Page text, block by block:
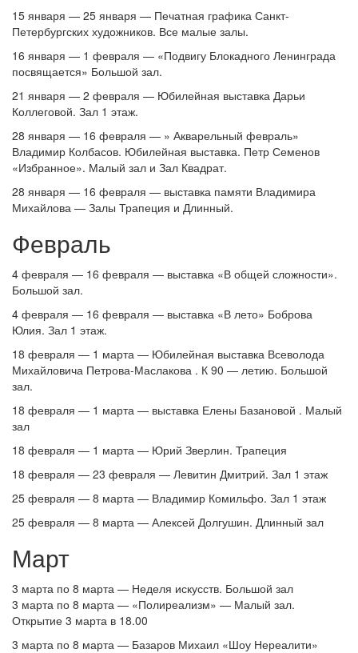
15 января — 25 января — Печатная графика Санкт-
Петербургских художников. Все малые залы.
16 января — 1 февраля — «Подвигу Блокадного Ленинграда
посвящается» Большой зал.
21 января — 2 февраля — Юбилейная выставка Дарьи
Коллеговой. Зал 1 этаж.
28 января — 16 февраля — » Акварельный февраль»
Владимир Колбасов. Юбилейная выставка. Петр Семенов
«Избранное». Малый зал и Зал Квадрат.
28 января — 16 февраля — выставка памяти Владимира
Михайлова — Залы Трапеция и Длинный.
Февраль
4 февраля — 16 февраля — выставка «В общей сложности».
Большой зал.
4 февраля — 16 февраля — выставка «В лето» Боброва
Юлия. Зал 1 этаж.
18 февраля — 1 марта — Юбилейная выставка Всеволода
Михайловича Петрова-Маслакова . К 90 — летию. Большой
зал.
18 февраля — 1 марта — выставка Елены Базановой . Малый
зал
18 февраля — 1 марта — Юрий Зверлин. Трапеция
18 февраля — 23 февраля — Левитин Дмитрий. Зал 1 этаж
25 февраля — 8 марта — Владимир Комильфо. Зал 1 этаж
25 февраля — 8 марта — Алексей Долгушин. Длинный зал
Март
3 марта по 8 марта — Неделя искусств. Большой зал
3 марта по 8 марта — «Полиреализм» — Малый зал.
Открытие 3 марта в 18.00
3 марта по 8 марта — Базаров Михаил «Шоу Нереалити»